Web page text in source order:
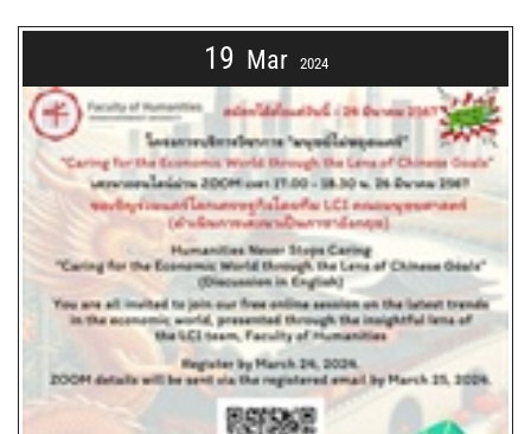
19 Mar 2024